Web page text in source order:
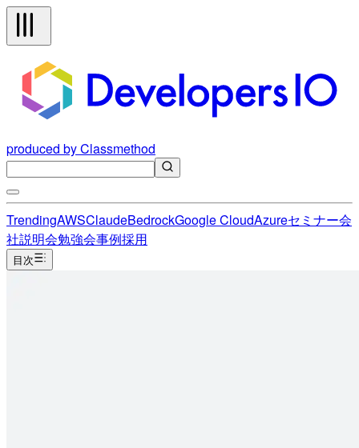
produced by Classmethod
TrendingAWSClaudeBedrockGoogle CloudAzureセミナー会
社説明会勉強会事例採用
目次